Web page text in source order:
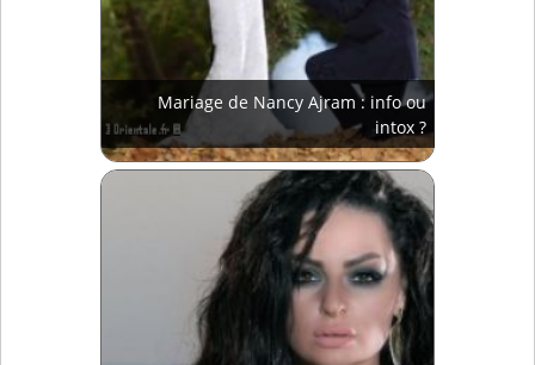
Mariage de Nancy Ajram : info ou
intox ?